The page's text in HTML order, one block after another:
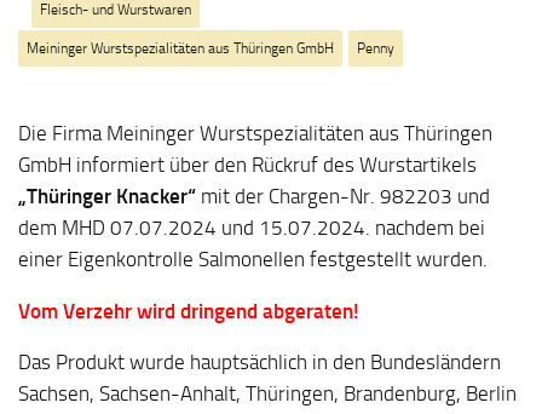
Fleisch- und Wurstwaren
Meininger Wurstspezialitäten aus Thüringen GmbH Penny
Die Firma Meininger Wurstspezialitäten aus Thüringen
GmbH informiert über den Rückruf des Wurstartikels
„Thüringer Knacker“ mit der Chargen-Nr. 982203 und
dem MHD 07.07.2024 und 15.07.2024. nachdem bei
einer Eigenkontrolle Salmonellen festgestellt wurden.
Vom Verzehr wird dringend abgeraten!
Das Produkt wurde hauptsächlich in den Bundesländern
Sachsen, Sachsen-Anhalt, Thüringen, Brandenburg, Berlin